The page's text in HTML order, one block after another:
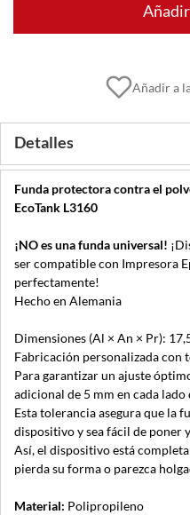
Añadir a
Detalles
Funda protectora contra el
EcoTank L3160
¡NO es una funda universal!
ser compatible con Impresora
perfectamente!
Hecho en Alemania
Dimensiones (Al × An × Pr):
Fabricación personalizada con
Para garantizar un ajuste
adicional de 5 mm en cada
Esta tolerancia asegura que la
dispositivo y sea fácil de poner
Así, el dispositivo está
pierda su forma o parezca
Material: Polipropileno